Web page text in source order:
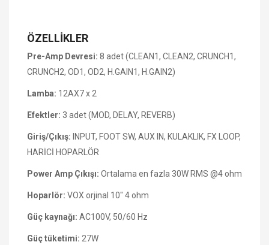
ÖZELLİKLER
Pre-Amp Devresi: 8 adet (CLEAN1, CLEAN2, CRUNCH1,
CRUNCH2, OD1, OD2, H.GAIN1, H.GAIN2)
Lamba: 12AX7 x 2
Efektler: 3 adet (MOD, DELAY, REVERB)
Giriş/Çıkış: INPUT, FOOT SW, AUX IN, KULAKLIK, FX LOOP,
HARİCİ HOPARLÖR
Power Amp Çıkışı: Ortalama en fazla 30W RMS @4 ohm
Hoparlör: VOX orjinal 10" 4 ohm
Güç kaynağı: AC100V, 50/60 Hz
Güç tüketimi: 27W